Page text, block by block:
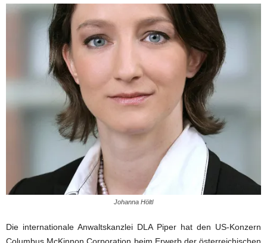
Johanna Höltl
Die internationale Anwaltskanzlei DLA Piper hat den US-Konzern